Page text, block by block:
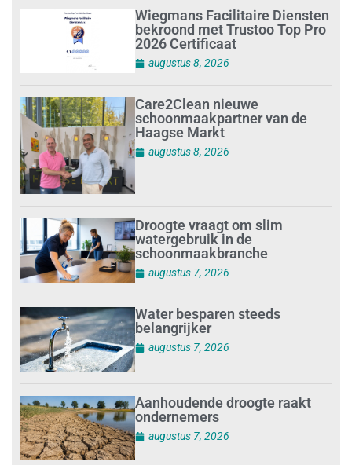
Wiegmans Facilitaire Diensten
bekroond met Trustoo Top Pro
2026 Certificaat
augustus 8, 2026
Care2Clean nieuwe
schoonmaakpartner van de
Haagse Markt
augustus 8, 2026
Droogte vraagt om slim
watergebruik in de
schoonmaakbranche
augustus 7, 2026
Water besparen steeds
belangrijker
augustus 7, 2026
Aanhoudende droogte raakt
ondernemers
augustus 7, 2026